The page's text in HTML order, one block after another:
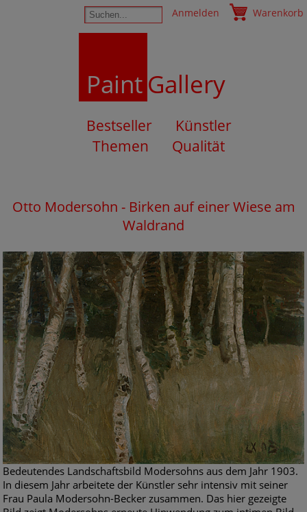
Anmelden Warenkorb
PaintGallery
Bestseller
Künstler
Themen
Qualität
Otto Modersohn - Birken auf einer Wiese am
Waldrand
Bedeutendes Landschaftsbild Modersohns aus dem Jahr 1903.
In diesem Jahr arbeitete der Künstler sehr intensiv mit seiner
Frau Paula Modersohn-Becker zusammen. Das hier gezeigte